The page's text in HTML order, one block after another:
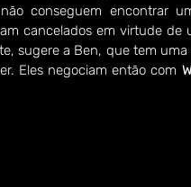
conseguem encontrar
cancelados em virtude de
sugere a Ben, que tem
Eles negociam então com